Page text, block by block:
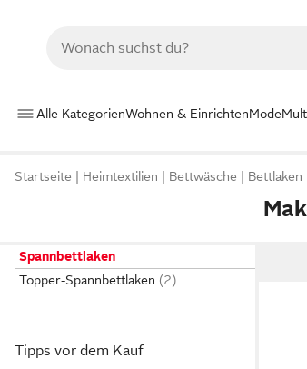
Alle KategorienWohnen & EinrichtenMode
Startseite Heimtextilien Bettwäsche Bettlaken
Spannbettlaken
Topper-Spannbettlaken
Tipps vor dem Kauf